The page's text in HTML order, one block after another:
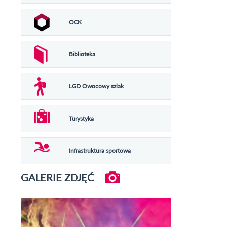
OCK
Biblioteka
LGD Owocowy szlak
Turystyka
Infrastruktura sportowa
GALERIE ZDJĘĆ